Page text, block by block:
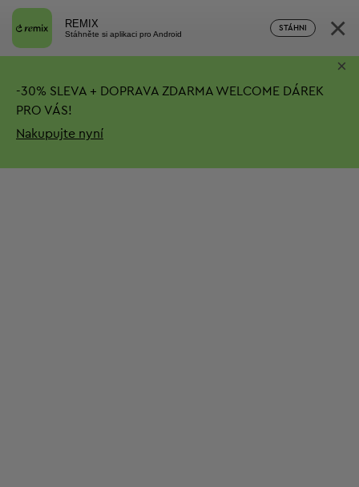
REMIX
Stáhněte si aplikaci pro Android
STÁHNI ×
-30% SLEVA + DOPRAVA ZDARMA WELCOME DÁREK
PRO VÁS!
Nakupujte nyní
×